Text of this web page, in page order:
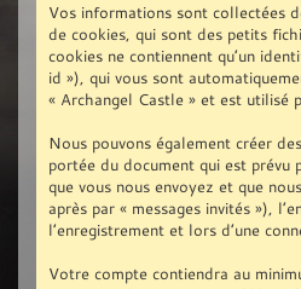
Vos informations sont collectées
de cookies, qui sont des petits
cookies ne contiennent qu’un
id »), qui vous sont
« Archangel Castle » et est utilisé
Nous pouvons également créer
portée du document qui est prévu
que vous nous envoyez et que
après par « messages invités »),
l’enregistrement et lors d’une
Votre compte contiendra au